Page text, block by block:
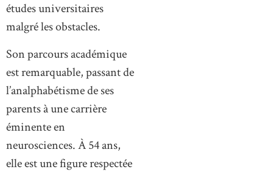
études universitaires
malgré les obstacles.
Son parcours académique
est remarquable, passant de
l’analphabétisme de ses
parents à une carrière
éminente en
neurosciences. À 54 ans,
elle est une figure respectée